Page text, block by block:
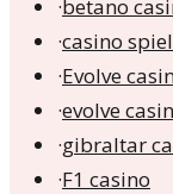
·betano
·casino
·Evolve
·evolve
·gibraltar
·F1 casino